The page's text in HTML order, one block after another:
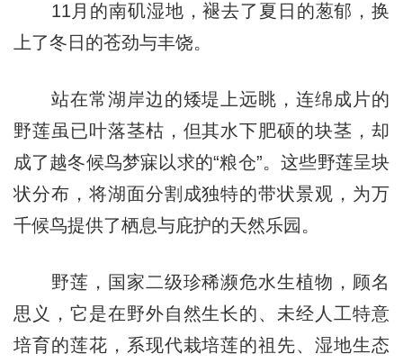
11月的南矶湿地，褪去了夏日的葱郁，换
上了冬日的苍劲与丰饶。
站在常湖岸边的矮堤上远眺，连绵成片的
野莲虽已叶落茎枯，但其水下肥硕的块茎，却
成了越冬候鸟梦寐以求的“粮仓”。这些野莲呈块
状分布，将湖面分割成独特的带状景观，为万
千候鸟提供了栖息与庇护的天然乐园。
野莲，国家二级珍稀濒危水生植物，顾名
思义，它是在野外自然生长的、未经人工特意
培育的莲花，系现代栽培莲的祖先、湿地生态